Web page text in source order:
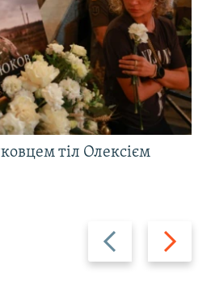
Назад Вперед
тіл Олексієм